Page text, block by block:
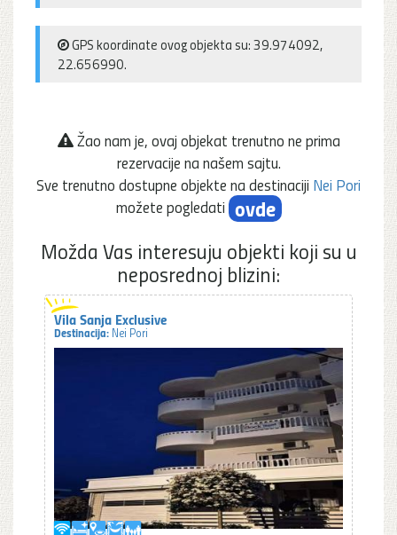
GPS koordinate ovog objekta su: 39.974092,
22.656990.
Žao nam je, ovaj objekat trenutno ne prima
rezervacije na našem sajtu.
Sve trenutno dostupne objekte na destinaciji Nei Pori
možete pogledati ovde
Možda Vas interesuju objekti koji su u
neposrednoj blizini:
Vila Sanja Exclusive
Destinacija: Nei Pori